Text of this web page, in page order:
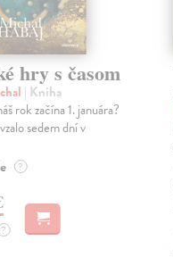
hry s časom
| Kniha
rok začína 1. januára?
sedem dní v
?
?